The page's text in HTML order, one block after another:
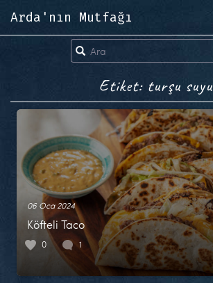
Arda'nın Mutfağı
Etiket: turşu suyu
06 Oca 2024
Köfteli Taco
0 1